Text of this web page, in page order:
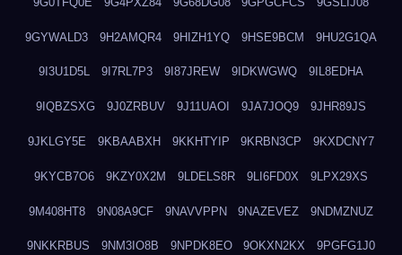
9GYWALD3 9H2AMQR4 9HIZH1YQ 9HSE9BCM 9HU2G1QA
9I3U1D5L 9I7RL7P3 9I87JREW 9IDKWGWQ 9IL8EDHA
9IQBZSXG 9J0ZRBUV 9J11UAOI 9JA7JOQ9 9JHR89JS
9JKLGY5E 9KBAABXH 9KKHTYIP 9KRBN3CP 9KXDCNY7
9KYCB7O6 9KZY0X2M 9LDELS8R 9LI6FD0X 9LPX29XS
9M408HT8 9N08A9CF 9NAVVPPN 9NAZEVEZ 9NDMZNUZ
9NKKRBUS 9NM3IO8B 9NPDK8EO 9OKXN2KX 9PGFG1J0